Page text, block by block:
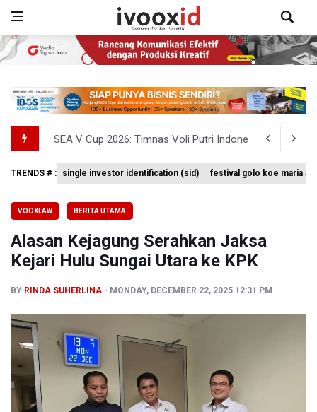
SEA V Cup 2026: Timnas Voli Putri Indonesia Kalah 0-3
Xabi Alonso Sebut Dukungan Penggemar Chelsea
Kebakaran Hutan dan Lahan Terjadi di Sejumlah
Kebakaran Hutan dan Lahan Meluas, TNBTS Tutup
TRENDS # : single investor identification (sid) festival golo koe maria
VOOXLAW BERITA UTAMA
Alasan Kejagung Serahkan Jaksa
Kejari Hulu Sungai Utara ke KPK
BY RINDA SUHERLINA MONDAY, DECEMBER 22, 2025 12:31 PM